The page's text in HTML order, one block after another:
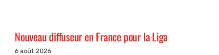
Nouveau diffuseur en France pour la Liga
6 août 2026